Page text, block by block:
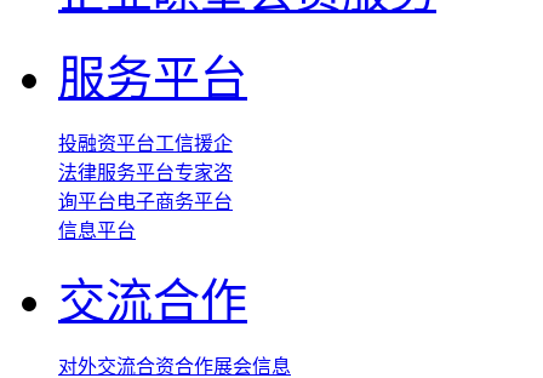
服务平台
投融资平台工信援企
法律服务平台专家咨
询平台电子商务平台
信息平台
交流合作
对外交流合资合作展会信息